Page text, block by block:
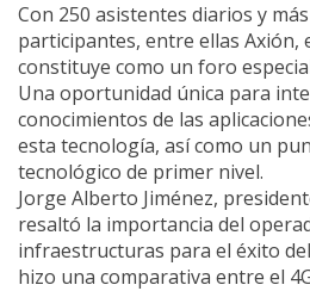
Con 250 asistentes diarios y
participantes, entre ellas Axión,
constituye como un foro
Una oportunidad única para
conocimientos de las
esta tecnología, así como un
tecnológico de primer nivel.
Jorge Alberto Jiménez,
resaltó la importancia del
infraestructuras para el éxito
hizo una comparativa entre el